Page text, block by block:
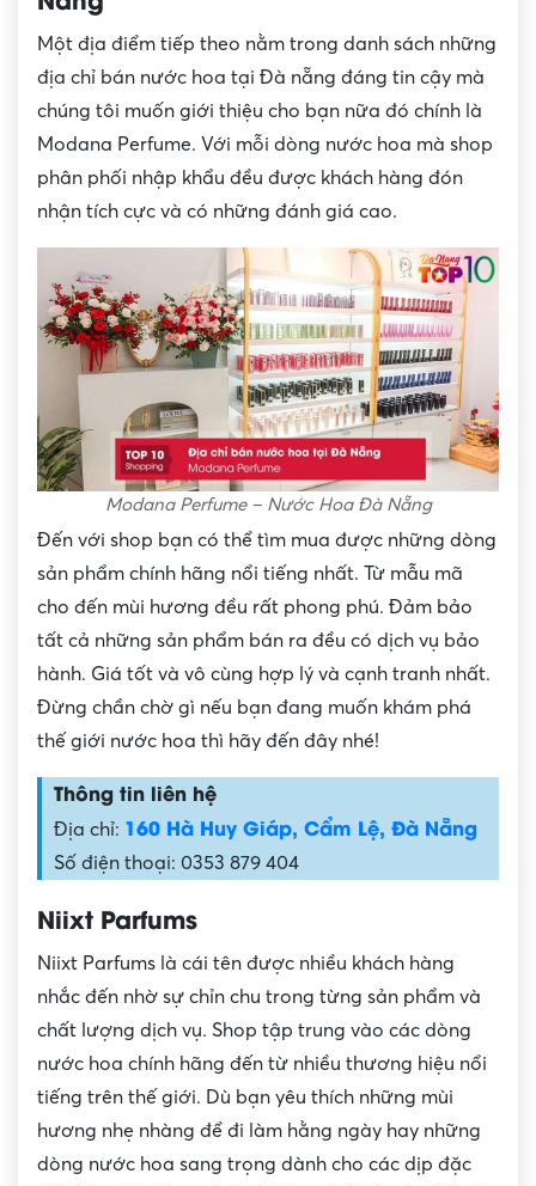
Một địa điểm tiếp theo nằm trong danh sách những
địa chỉ bán nước hoa tại Đà nẵng đáng tin cậy mà
chúng tôi muốn giới thiệu cho bạn nữa đó chính là
Modana Perfume. Với mỗi dòng nước hoa mà shop
phân phối nhập khẩu đều được khách hàng đón
nhận tích cực và có những đánh giá cao.
Modana Perfume – Nước Hoa Đà Nẵng
Đến với shop bạn có thể tìm mua được những dòng
sản phẩm chính hãng nổi tiếng nhất. Từ mẫu mã
cho đến mùi hương đều rất phong phú. Đảm bảo
tất cả những sản phẩm bán ra đều có dịch vụ bảo
hành. Giá tốt và vô cùng hợp lý và cạnh tranh nhất.
Đừng chần chờ gì nếu bạn đang muốn khám phá
thế giới nước hoa thì hãy đến đây nhé!
Thông tin liên hệ
Địa chỉ: 160 Hà Huy Giáp, Cẩm Lệ, Đà Nẵng
Số điện thoại: 0353 879 404
Niixt Parfums
Niixt Parfums là cái tên được nhiều khách hàng
nhắc đến nhờ sự chỉn chu trong từng sản phẩm và
chất lượng dịch vụ. Shop tập trung vào các dòng
nước hoa chính hãng đến từ nhiều thương hiệu nổi
tiếng trên thế giới. Dù bạn yêu thích những mùi
hương nhẹ nhàng để đi làm hằng ngày hay những
dòng nước hoa sang trọng dành cho các dịp đặc